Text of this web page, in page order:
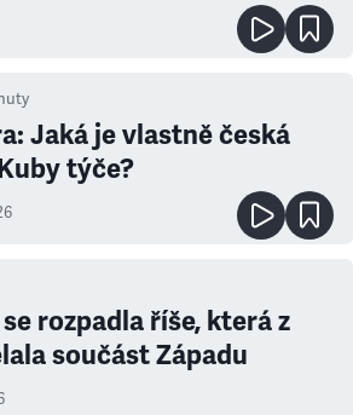
Jaká je vlastně česká
týče?
rozpadla říše, která z
součást Západu